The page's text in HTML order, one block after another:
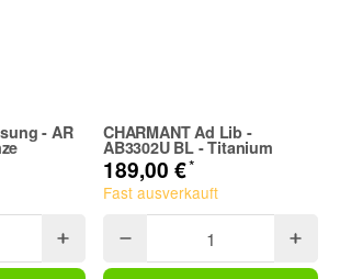
- AR CHARMANT Ad Lib -
AB3302U BL - Titanium
189,00 €*
Fast ausverkauft